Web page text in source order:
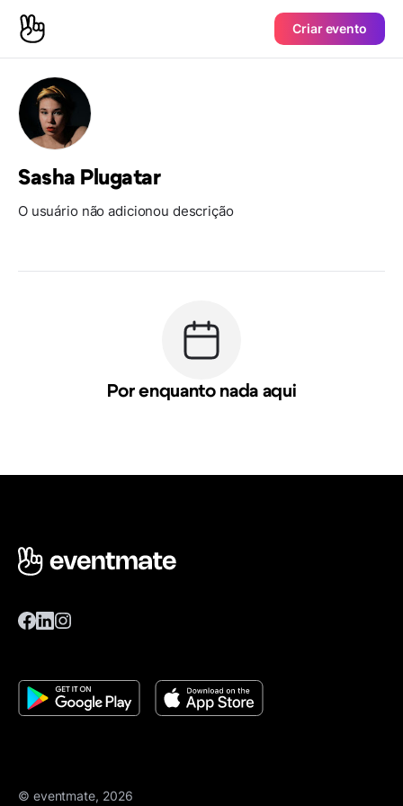
Criar evento
Sasha Plugatar
O usuário não adicionou descrição
Por enquanto nada aqui
© eventmate, 2026